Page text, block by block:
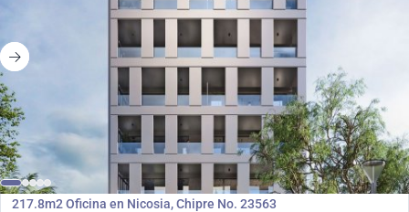
€932 000
Oficina
217.8m2 Oficina en Nicosia, Chipre No. 23563